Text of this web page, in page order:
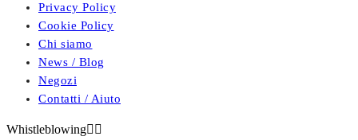
Privacy Policy
Cookie Policy
Chi siamo
News / Blog
Negozi
Contatti / Aiuto
Whistleblowing 